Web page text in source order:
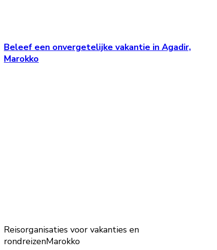
Beleef een onvergetelijke vakantie in Agadir,
Marokko
Reisorganisaties voor vakanties en
rondreizenMarokko